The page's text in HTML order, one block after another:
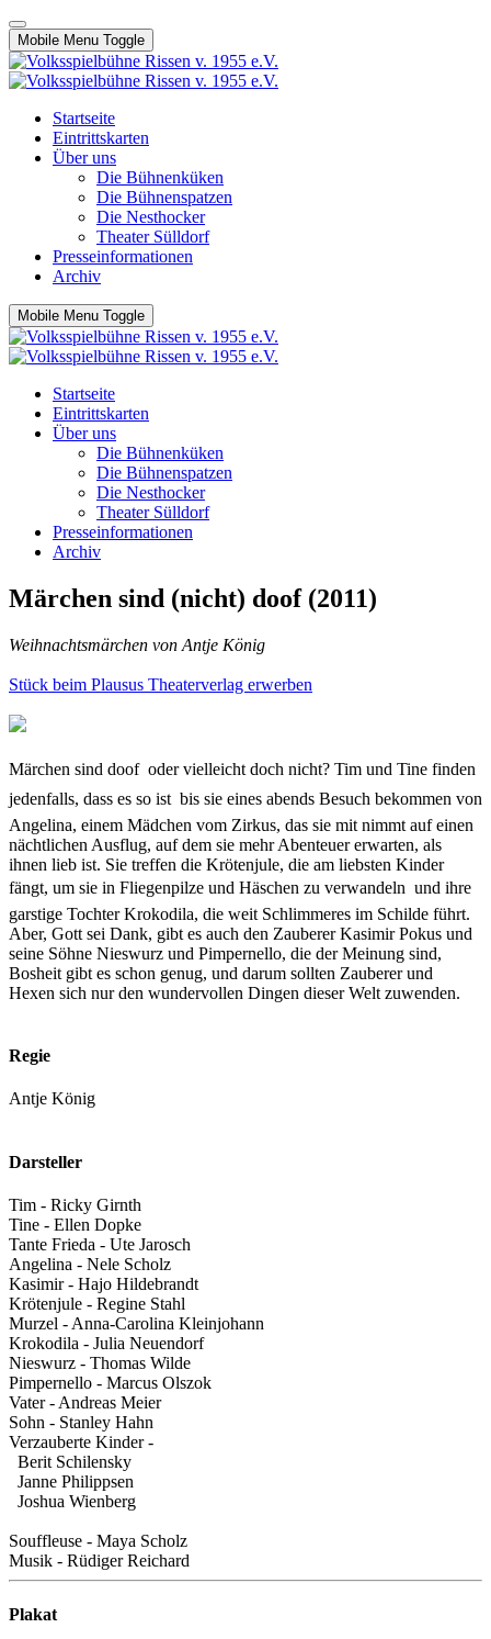
Mobile Menu Toggle
Startseite
Eintrittskarten
Über uns
Die Bühnenküken
Die Bühnenspatzen
Die Nesthocker
Theater Sülldorf
Presseinformationen
Archiv
Mobile Menu Toggle
Startseite
Eintrittskarten
Über uns
Die Bühnenküken
Die Bühnenspatzen
Die Nesthocker
Theater Sülldorf
Presseinformationen
Archiv
Märchen sind (nicht) doof (2011)
Weihnachtsmärchen von Antje König
Stück beim Plausus Theaterverlag erwerben
Märchen sind doof  oder vielleicht doch nicht? Tim und Tine finden
jedenfalls, dass es so ist  bis sie eines abends Besuch bekommen von
Angelina, einem Mädchen vom Zirkus, das sie mit nimmt auf einen
nächtlichen Ausflug, auf dem sie mehr Abenteuer erwarten, als
ihnen lieb ist. Sie treffen die Krötenjule, die am liebsten Kinder
fängt, um sie in Fliegenpilze und Häschen zu verwandeln  und ihre
garstige Tochter Krokodila, die weit Schlimmeres im Schilde führt.
Aber, Gott sei Dank, gibt es auch den Zauberer Kasimir Pokus und
seine Söhne Nieswurz und Pimpernello, die der Meinung sind,
Bosheit gibt es schon genug, und darum sollten Zauberer und
Hexen sich nur den wundervollen Dingen dieser Welt zuwenden.
Regie
Antje König
Darsteller
Tim - Ricky Girnth
Tine - Ellen Dopke
Tante Frieda - Ute Jarosch
Angelina - Nele Scholz
Kasimir - Hajo Hildebrandt
Krötenjule - Regine Stahl
Murzel - Anna-Carolina Kleinjohann
Krokodila - Julia Neuendorf
Nieswurz - Thomas Wilde
Pimpernello - Marcus Olszok
Vater - Andreas Meier
Sohn - Stanley Hahn
Verzauberte Kinder -
Berit Schilensky
Janne Philippsen
Joshua Wienberg
Souffleuse - Maya Scholz
Musik - Rüdiger Reichard
Plakat